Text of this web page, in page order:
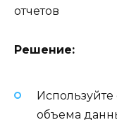
отчетов
Решение:
объема